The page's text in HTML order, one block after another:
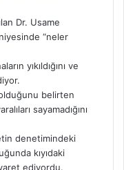
Dr. Usame
“neler
yıkıldığını ve
belirten
sayamadığını
denetimindeki
kıyıdaki
ediyordu.